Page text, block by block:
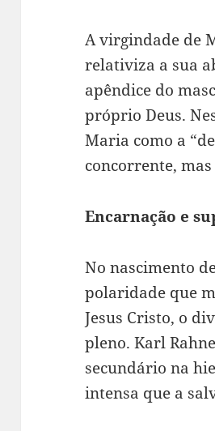
A virgindade de
relativiza a sua
apêndice do
próprio Deus.
Maria como a
concorrente,
Encarnação e
No nascimento
polaridade que
Jesus Cristo, o
pleno. Karl
secundário na
intensa que a